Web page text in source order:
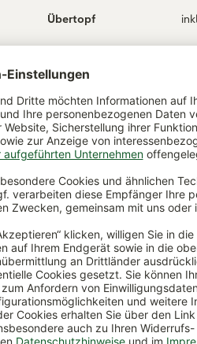
Übertopf
Verwendungszweck
Wasserbedarf
Giftigkeit